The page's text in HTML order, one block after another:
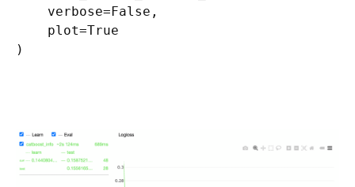
    verbose=False,
    plot=True
)